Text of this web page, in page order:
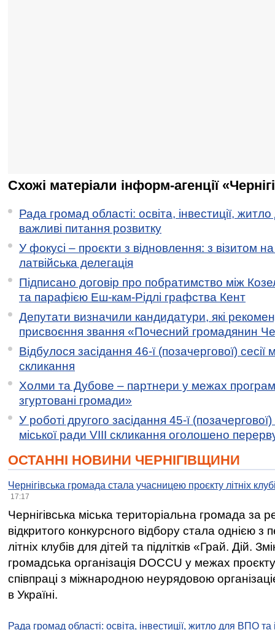
Схожі матеріали інформ-агенції
Рада громад області: освіта, інвестиції,
важливі питання розвитку
У фокусі – проєкти з відновлення: з візитом
латвійська делегація
Підписано договір про побратимство між
та парафією Еш-кам-Рідлі графства Кент
Депутати визначили кандидатури, які
присвоєння звання «Почесний громадянин
Відбулося засідання 46-ї (позачергової) сесії
скликання
Холми та Дубове – партнери у межах
згуртовані громади»
У роботі другого засідання 45-ї (позачергової)
міської ради VIII скликання оголошено
ОСТАННІ НОВИНИ ЧЕРНІГІВЩИНИ
Чернігівська громада стала учасницею проєкту літніх
17:17
Чернігівська міська територіальна громада за
відкритого конкурсного відбору стала однією
літніх клубів для дітей та підлітків «Грай. Дій.
громадська організація DOCCU у межах
співпраці з міжнародною неурядовою
в Україні.
Рада громад області: освіта, інвестиції, житло для ВПО